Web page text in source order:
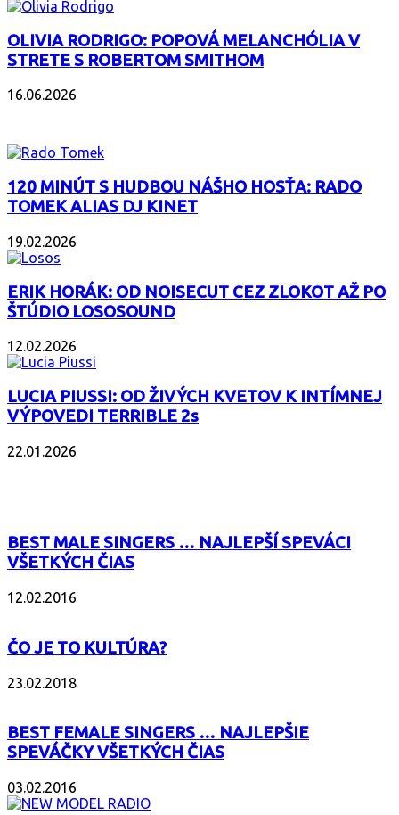
OLIVIA RODRIGO: POPOVÁ MELANCHÓLIA V
STRETE S ROBERTOM SMITHOM
16.06.2026
120 MINÚT S HUDBOU NÁŠHO HOSŤA: RADO
TOMEK ALIAS DJ KINET
19.02.2026
ERIK HORÁK: OD NOISECUT CEZ ZLOKOT AŽ PO
ŠTÚDIO LOSOSOUND
12.02.2026
LUCIA PIUSSI: OD ŽIVÝCH KVETOV K INTÍMNEJ
VÝPOVEDI TERRIBLE 2s
22.01.2026
BEST MALE SINGERS … NAJLEPŠÍ SPEVÁCI
VŠETKÝCH ČIAS
12.02.2016
ČO JE TO KULTÚRA?
23.02.2018
BEST FEMALE SINGERS … NAJLEPŠIE
SPEVÁČKY VŠETKÝCH ČIAS
03.02.2016